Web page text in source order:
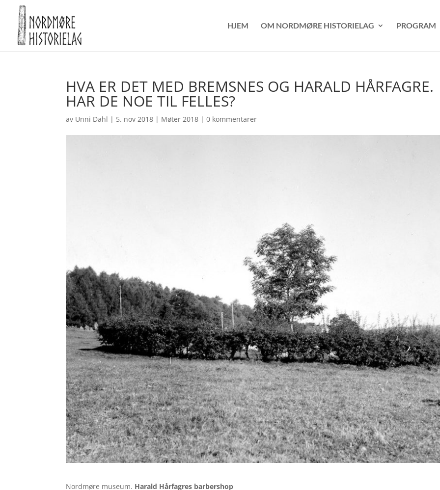
HJEM OM NORDMØRE HISTORIELAG PROGRAM
HVA ER DET MED BREMSNES OG HARALD HÅRFAGRE.
HAR DE NOE TIL FELLES?
av Unni Dahl | 5. nov 2018 | Møter 2018 |0 kommentarer
Nordmøre museum. Harald Hårfagres barbershop